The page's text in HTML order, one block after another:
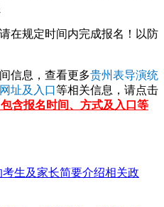
在规定时间内完成报名！以防
信息，查看更多贵州表导演统
址及入口等相关信息，请点击
含报名时间、方式及入口等
生及家长简要介绍相关政